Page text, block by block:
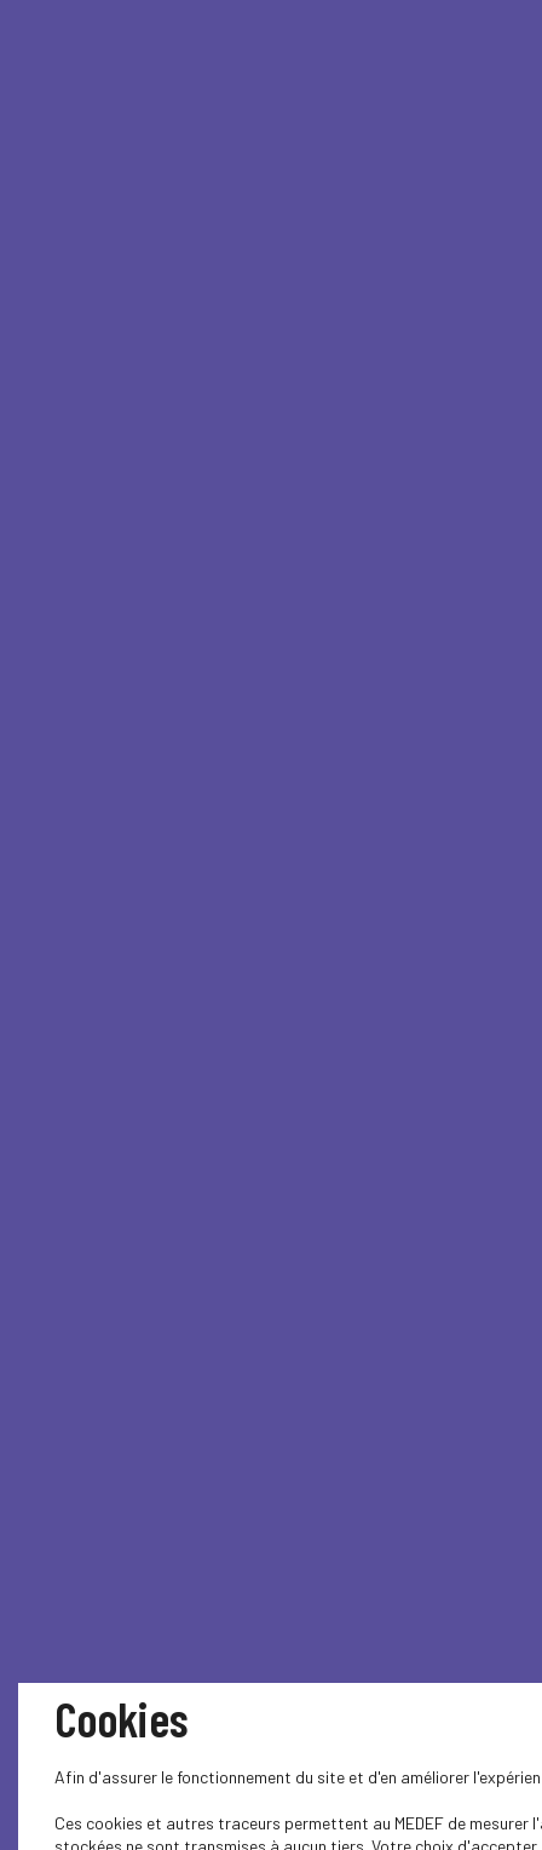
Cookies
Afin d'assurer le fonctionnement du site et d'en améliorer
Ces cookies et autres traceurs permettent au MEDEF de
stockées ne sont transmises à aucun tiers. Votre choix